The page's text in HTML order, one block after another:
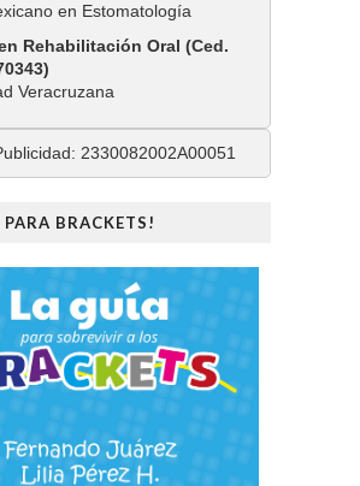
en Estomatología
Rehabilitación Oral (Ced.
Veracruzana
2330082002A00051
BRACKETS!